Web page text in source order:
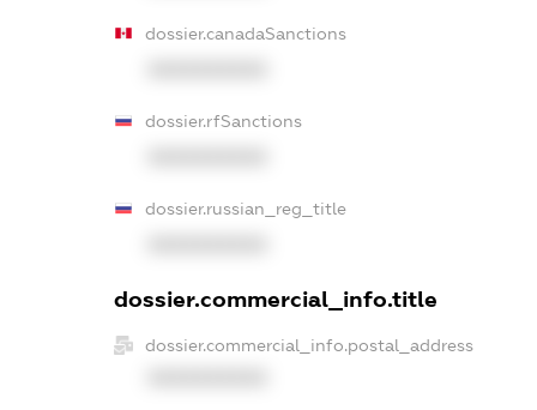
dossier.canadaSanctions
dossier.rfSanctions
dossier.russian_reg_title
dossier.commercial_info.title
dossier.commercial_info.postal_address